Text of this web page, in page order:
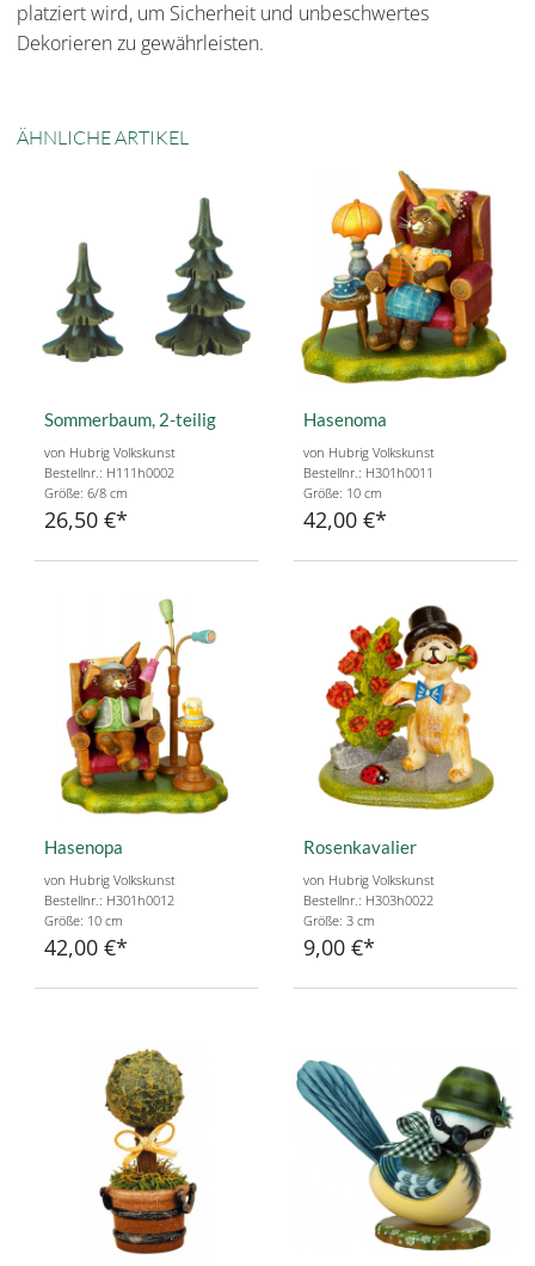
platziert wird, um Sicherheit und unbeschwertes
Dekorieren zu gewährleisten.
ÄHNLICHE ARTIKEL
Sommerbaum, 2-teilig
von Hubrig Volkskunst
Bestellnr.: H111h0002
Größe: 6/8 cm
26,50 €
Hasenoma
von Hubrig Volkskunst
Bestellnr.: H301h0011
Größe: 10 cm
42,00 €
Hasenopa
von Hubrig Volkskunst
Bestellnr.: H301h0012
Größe: 10 cm
42,00 €
Rosenkavalier
von Hubrig Volkskunst
Bestellnr.: H303h0022
Größe: 3 cm
9,00 €